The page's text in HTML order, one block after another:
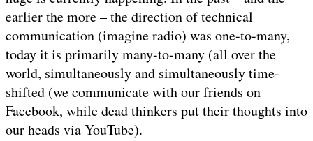
earlier the more – the direction of technical
communication (imagine radio) was one-to-many,
today it is primarily many-to-many (all over the
world, simultaneously and simultaneously time-
shifted (we communicate with our friends on
Facebook, while dead thinkers put their thoughts into
our heads via YouTube).